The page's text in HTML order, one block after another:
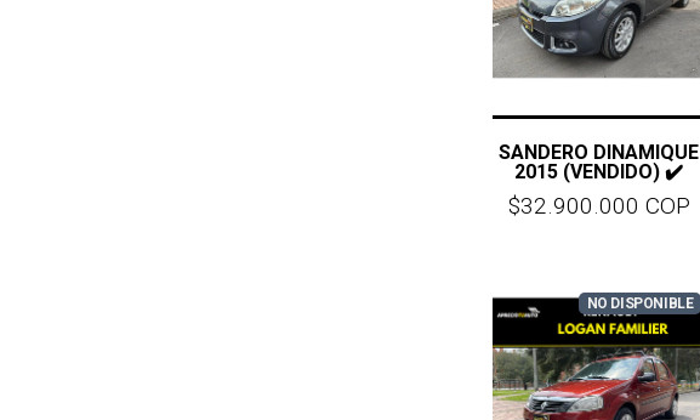
SANDERO DINAMIQUE
2015 (VENDIDO) ✔️
$32.900.000 COP
NO DISPONIBLE